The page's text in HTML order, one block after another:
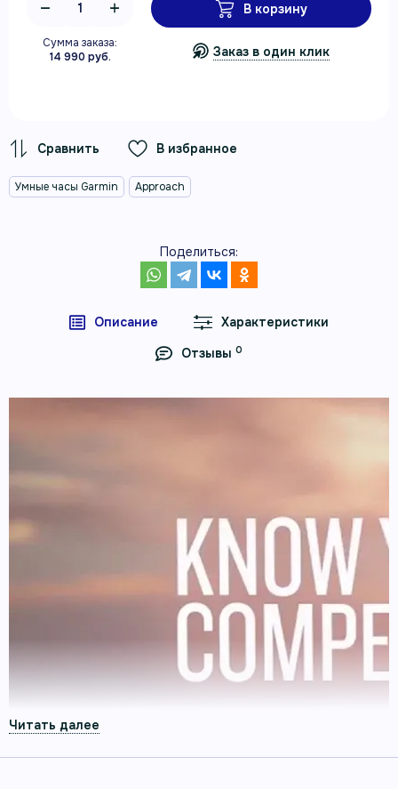
Сумма заказа:
14 990 руб.
В корзину
Заказ в один клик
В избранное
Умные часы Garmin Approach
Поделиться:
Описание
Характеристики
Отзывы 0